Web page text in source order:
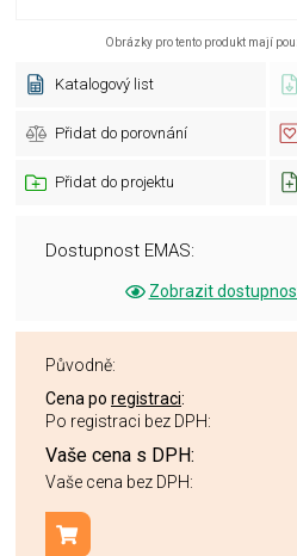
Obrázky pro tento produkt mají
Katalogový list
Přidat do porovnání
Přidat do projektu
Dostupnost EMAS:
Zobrazit
Původně:
Cena po registraci:
Po registraci bez DPH:
Vaše cena s DPH:
Vaše cena bez DPH:
Přidat do košíku